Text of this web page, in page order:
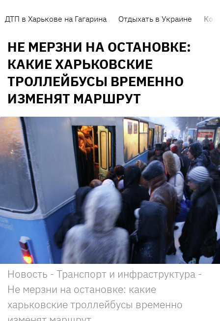
ДТП в Харькове на Гагарина Отдыхать в Украине
НЕ МЕРЗНИ НА ОСТАНОВКЕ:
КАКИЕ ХАРЬКОВСКИЕ
ТРОЛЛЕЙБУСЫ ВРЕМЕННО
ИЗМЕНЯТ МАРШРУТ
Новость - Транспорт и инфраструктура -
Не мерзни на остановке: какие
харьковские троллейбусы временно